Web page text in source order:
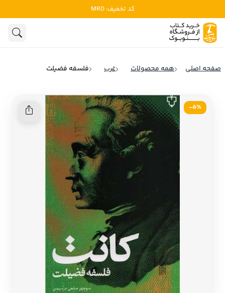
کد تخفیف: MRD
ادبیات
تاریخ و سیاست
کودک و نوجوان
ادیان و اساطیر
ادبیات انگلیس
ادبیات فرانسه
ادبیات ایتالیا
ادبیات روسیه
ادبیات آمریکای لاتین
ادبیات آلمان
ادبیات ترکیه
ادبیات آسیا
سایر کشورهای اروپا
داستان کوتاه
صفحه اصلی همه محصولات غرب فلسفه فضیلت
5٪-